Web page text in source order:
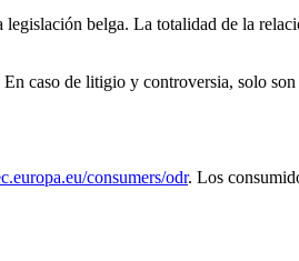
legislación belga. La totalidad de la
caso de litigio y controversia, solo
consumers/odr. Los